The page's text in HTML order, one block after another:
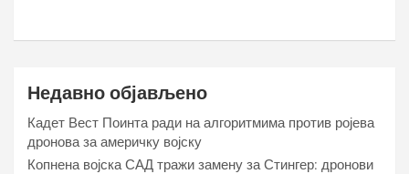
Недавно објављено
Кадет Вест Поинта ради на алгоритмима против ројева
дронова за америчку војску
Копнена војска САД тражи замену за Стингер: дронови